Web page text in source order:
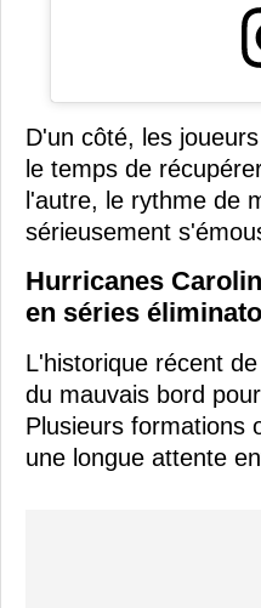
D'un côté, les
le temps de
l'autre, le rythme de
sérieusement
Hurricanes
en séries
L'historique récent
du mauvais bord
Plusieurs formations
une longue attente